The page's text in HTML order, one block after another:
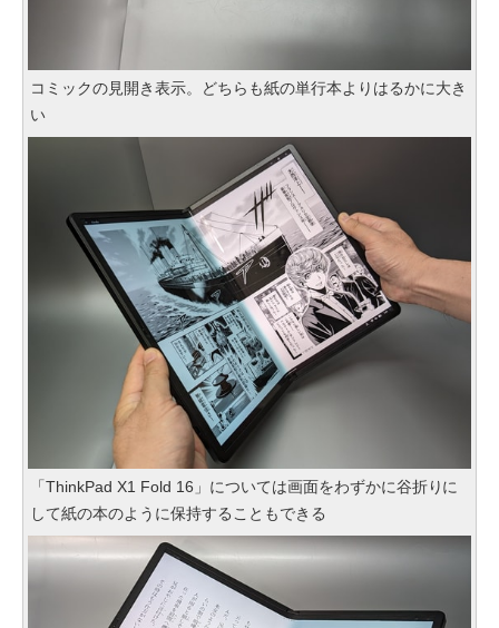
コミックの見開き表示。どちらも紙の単行本よりはるかに大き
い
「ThinkPad X1 Fold 16」については画面をわずかに谷折りに
して紙の本のように保持することもできる